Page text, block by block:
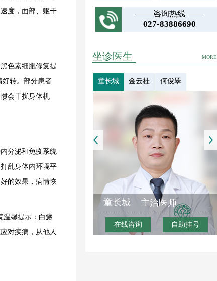
度，面部、躯干
色素细胞修复提
好转。部分患者
会干扰身体机
分泌和免疫系统
乱身体内环境平
的效果，病情恢
温馨提示：白癜
对疾病，从他人
咨询热线
027-83886690
MORE
坐诊医生
童长城 金云桂 何俊翠
童长城 主治医师
在线咨询 自助挂号